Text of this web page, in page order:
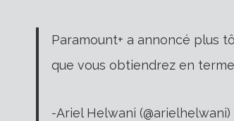
Paramount+ a annoncé plus
que vous obtiendrez en
-Ariel Helwani (@arielhelwani)